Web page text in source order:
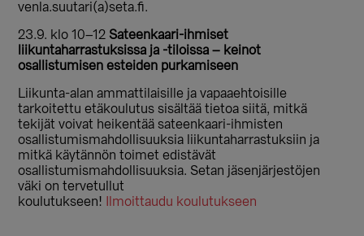
venla.suutari(a)seta.fi.
23.9. klo 10–12 Sateenkaari-ihmiset
liikuntaharrastuksissa ja -tiloissa – keinot
osallistumisen esteiden purkamiseen
Liikunta-alan ammattilaisille ja vapaaehtoisille
tarkoitettu etäkoulutus sisältää tietoa siitä, mitkä
tekijät voivat heikentää sateenkaari-ihmisten
osallistumismahdollisuuksia liikuntaharrastuksiin ja
mitkä käytännön toimet edistävät
osallistumismahdollisuuksia. Setan jäsenjärjestöjen
väki on tervetullut
koulutukseen!
Ilmoittaudu koulutukseen